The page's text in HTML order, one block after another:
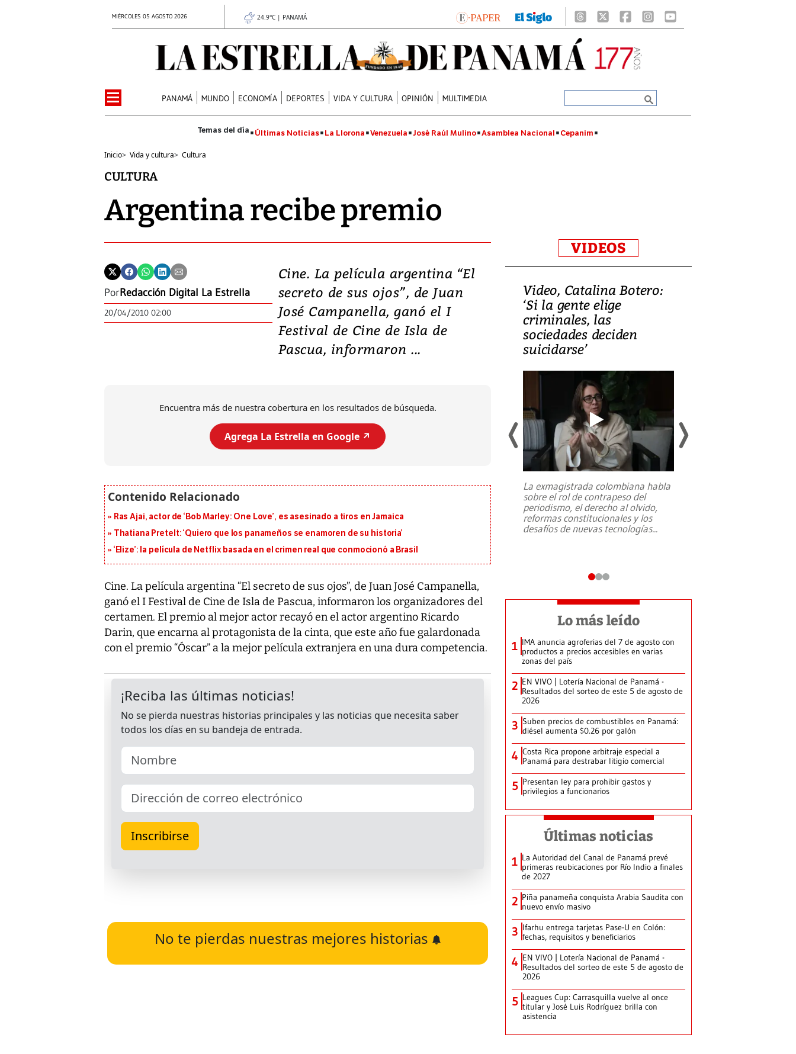
MIÉRCOLES 05 AGOSTO 2026 24.9°C | PANAMÁ
PANAMÁ MUNDO ECONOMÍA DEPORTES VIDA Y CULTURA OPINIÓN MULTIMEDIA
Últimas Noticias La Llorona Venezuela José Raúl Mulino Asamblea Nacional Cepanim
Inicio> Vida y cultura> Cultura
CULTURA
Argentina recibe premio
PorRedacción Digital La Estrella
20/04/2010 02:00
Cine. La película argentina “El
secreto de sus ojos”, de Juan
José Campanella, ganó el I
Festival de Cine de Isla de
Pascua, informaron ...
Encuentra más de nuestra cobertura en los resultados de búsqueda.
Agrega La Estrella en Google ↗️
Ras Ajai, actor de ‘Bob Marley: One Love’, es asesinado a tiros en Jamaica
Thatiana Pretelt: ‘Quiero que los panameños se enamoren de su historia’
‘Elize’: la película de Netflix basada en el crimen real que conmocionó a Brasil
Cine. La película argentina “El secreto de sus ojos”, de Juan José Campanella,
ganó el I Festival de Cine de Isla de Pascua, informaron los organizadores del
certamen. El premio al mejor actor recayó en el actor argentino Ricardo
Darin, que encarna al protagonista de la cinta, que este año fue galardonada
con el premio “Óscar” a la mejor película extranjera en una dura competencia.
No te pierdas nuestras mejores historias
VIDEOS
Video, Japón: Terremoto
deja heridos y graves
daños en Kumamoto
al sur de Japón, provocando una
Video, Catalina Botero:
‘Si la gente elige
criminales, las
sociedades deciden
suicidarse’
La exmagistrada colombiana habla
sobre el rol de contrapeso del
periodismo, el derecho al olvido,
reformas constitucionales y los
desafíos de nuevas tecnologías...
Lo más leído
1 IMA anuncia agroferias del 7 de agosto con
productos a precios accesibles en varias
zonas del país
2 EN VIVO | Lotería Nacional de Panamá -
Resultados del sorteo de este 5 de agosto de
2026
3 Suben precios de combustibles en Panamá:
diésel aumenta $0.26 por galón
4 Costa Rica propone arbitraje especial a
Panamá para destrabar litigio comercial
5 Presentan ley para prohibir gastos y
privilegios a funcionarios
Últimas noticias
1 La Autoridad del Canal de Panamá prevé
primeras reubicaciones por Río Indio a finales
de 2027
2 Piña panameña conquista Arabia Saudita con
nuevo envío masivo
3 Ifarhu entrega tarjetas Pase-U en Colón:
fechas, requisitos y beneficiarios
4 EN VIVO | Lotería Nacional de Panamá -
Resultados del sorteo de este 5 de agosto de
2026
5 Leagues Cup: Carrasquilla vuelve al once
titular y José Luis Rodríguez brilla con
asistencia